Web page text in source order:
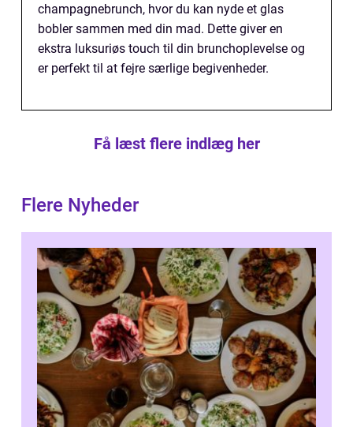
champagnebrunch, hvor du kan nyde et glas
bobler sammen med din mad. Dette giver en
ekstra luksuriøs touch til din brunchoplevelse og
er perfekt til at fejre særlige begivenheder.
Få læst flere indlæg her
Flere Nyheder